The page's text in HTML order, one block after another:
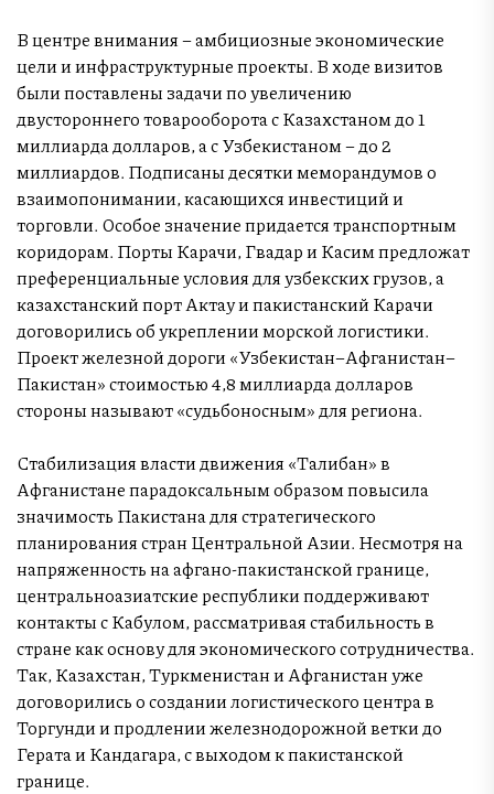
В центре внимания – амбициозные экономические
цели и инфраструктурные проекты. В ходе визитов
были поставлены задачи по увеличению
двустороннего товарооборота с Казахстаном до 1
миллиарда долларов, а с Узбекистаном – до 2
миллиардов. Подписаны десятки меморандумов о
взаимопонимании, касающихся инвестиций и
торговли. Особое значение придается транспортным
коридорам. Порты Карачи, Гвадар и Касим предложат
преференциальные условия для узбекских грузов, а
казахстанский порт Актау и пакистанский Карачи
договорились об укреплении морской логистики.
Проект железной дороги «Узбекистан–Афганистан–
Пакистан» стоимостью 4,8 миллиарда долларов
стороны называют «судьбоносным» для региона.
Стабилизация власти движения «Талибан» в
Афганистане парадоксальным образом повысила
значимость Пакистана для стратегического
планирования стран Центральной Азии. Несмотря на
напряженность на афгано-пакистанской границе,
центральноазиатские республики поддерживают
контакты с Кабулом, рассматривая стабильность в
стране как основу для экономического сотрудничества.
Так, Казахстан, Туркменистан и Афганистан уже
договорились о создании логистического центра в
Торгунди и продлении железнодорожной ветки до
Герата и Кандагара, с выходом к пакистанской
границе.